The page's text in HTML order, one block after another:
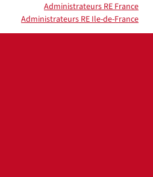
Administrateurs RE France
Administrateurs RE Ile-de-France